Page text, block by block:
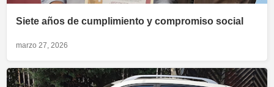
Siete años de cumplimiento y compromiso social
marzo 27, 2026